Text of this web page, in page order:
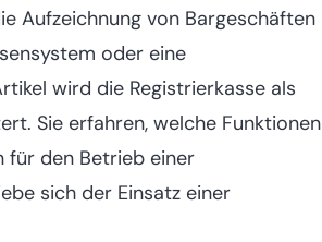
Aufzeichnung von Bargeschäften
oder eine
wird die Registrierkasse als
Sie erfahren, welche Funktionen
für den Betrieb einer
sich der Einsatz einer